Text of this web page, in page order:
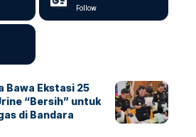
Follow
Bawa Ekstasi 25
“Bersih” untuk
di Bandara